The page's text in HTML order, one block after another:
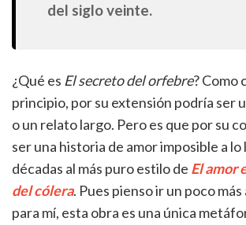
del siglo veinte.
¿Qué es El secreto del orfebre? Como
principio, por su extensión podría ser
o un relato largo. Pero es que por su
ser una historia de amor imposible a lo
décadas al más puro estilo de El amor
del cólera. Pues pienso ir un poco más
para mí, esta obra es una única